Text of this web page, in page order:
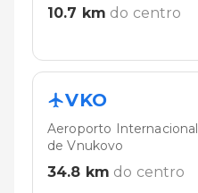
10.7 km do centro
VKO
Aeroporto Internacional
de Vnukovo
34.8 km do centro